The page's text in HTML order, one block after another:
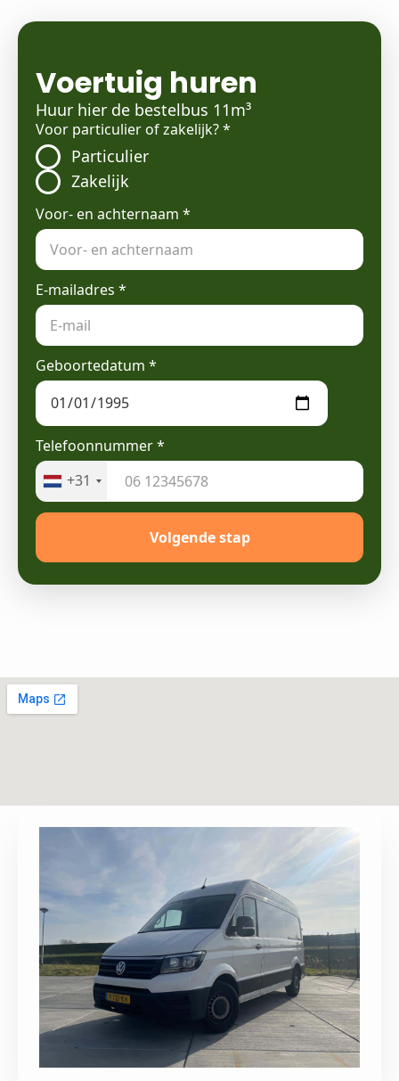
Voertuig huren
Huur hier de bestelbus 11m³
Voor particulier of zakelijk?*
Particulier
Zakelijk
Voor- en achternaam *
E-mailadres *
Geboortedatum *
Telefoonnummer*
+31
Volgende stap